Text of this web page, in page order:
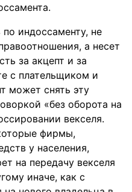
индоссаменту, не
а несет
за акцепт и за
с плательщиком и
может снять эту
«без оборота на
векселя.
фирмы,
у населения,
на передачу векселя
иначе, как с